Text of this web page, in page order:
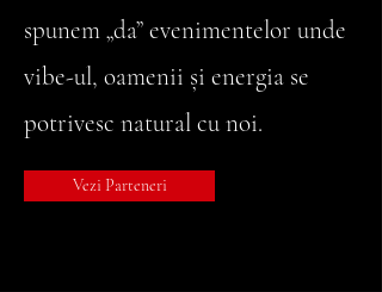
spunem „da” evenimentelor unde
vibe-ul, oamenii și energia se
potrivesc natural cu noi.
Vezi Parteneri